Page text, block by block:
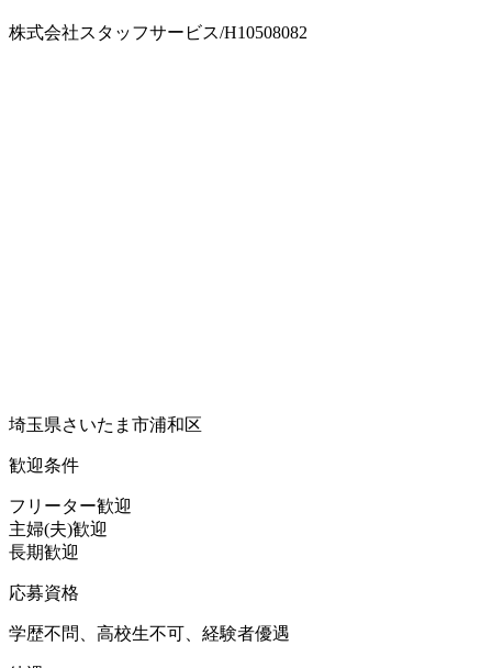
株式会社スタッフサービス/H10508082
埼玉県さいたま市浦和区
歓迎条件
フリーター歓迎
主婦(夫)歓迎
長期歓迎
応募資格
学歴不問、高校生不可、経験者優遇